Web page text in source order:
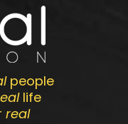
people
life
real